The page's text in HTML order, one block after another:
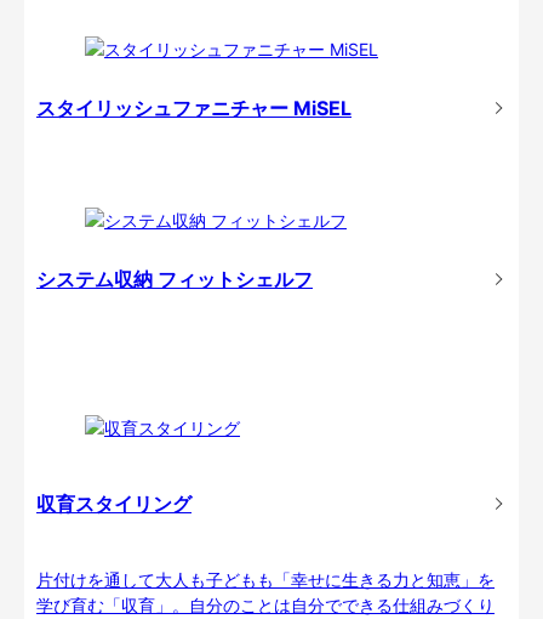
スタイリッシュファニチャー MiSEL
システム収納 フィットシェルフ
収育スタイリング
片付けを通して大人も子どもも「幸せに生きる力と知恵」を
学び育む「収育」。自分のことは自分でできる仕組みづくり